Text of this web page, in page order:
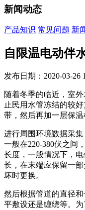
新闻动态
产品知识 常见问题 新
自限温电动伴
发布日期：2020-03-
随着冬季的临近，室
止民用水管冻结的较
带，然后再加一层保
进行周围环境数据采
一般在220-380伏之间
长度，一般情况下，
长，在末端应保留一
坏时更换。
然后根据管道的直径
平敷设还是缠绕等。